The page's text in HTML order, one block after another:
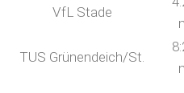
VfL Stade
TUS Grünendeich/St.